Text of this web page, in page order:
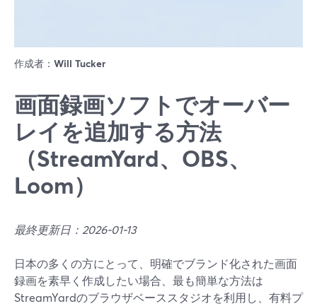
作成者： Will Tucker
画面録画ソフトでオーバー
レイを追加する方法
（StreamYard、OBS、
Loom）
最終更新日：2026-01-13
日本の多くの方にとって、明確でブランド化された画面
録画を素早く作成したい場合、最も簡単な方法は
StreamYardのブラウザベーススタジオを利用し、有料プ